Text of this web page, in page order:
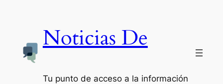
Noticias De
Tu punto de acceso a la información